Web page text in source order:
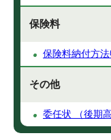
保険料
保険料納付方法
その他
委任状 （後期